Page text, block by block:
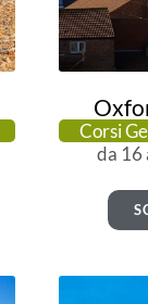
Corsi
da 16